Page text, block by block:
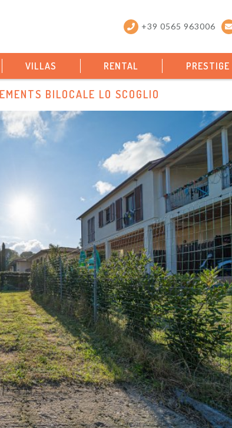
+39 0565 963006
VILLAS RENTAL PRESTIGE
BILOCALE LO SCOGLIO